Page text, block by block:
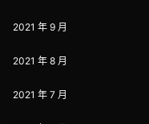
2021 年 9 月
2021 年 8 月
2021 年 7 月